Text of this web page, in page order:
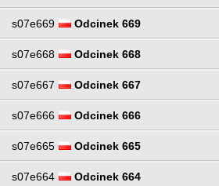
s07e669 Odcinek 669
s07e668 Odcinek 668
s07e667 Odcinek 667
s07e666 Odcinek 666
s07e665 Odcinek 665
s07e664 Odcinek 664